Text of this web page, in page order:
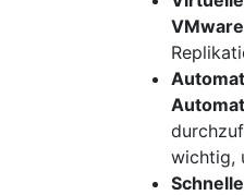
wichtig,